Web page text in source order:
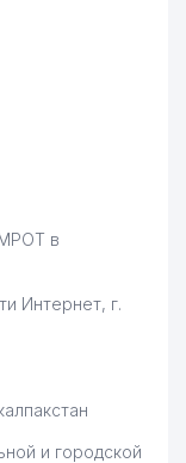
в
Интернет, г.
и городской